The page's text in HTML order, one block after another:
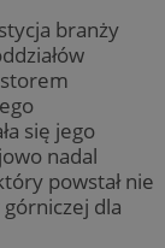
branży
się jego
nadal
powstał nie
dla